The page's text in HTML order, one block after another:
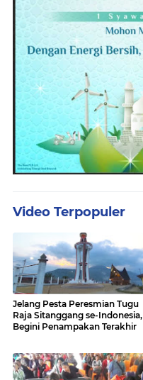
Video Terpopuler
Jelang Pesta Peresmian Tugu
Raja Sitanggang se-Indonesia,
Begini Penampakan Terakhir